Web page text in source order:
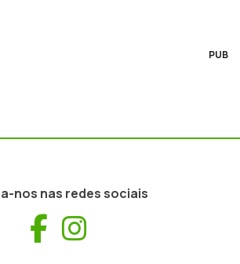
PUB
nos nas redes sociais
Facebook